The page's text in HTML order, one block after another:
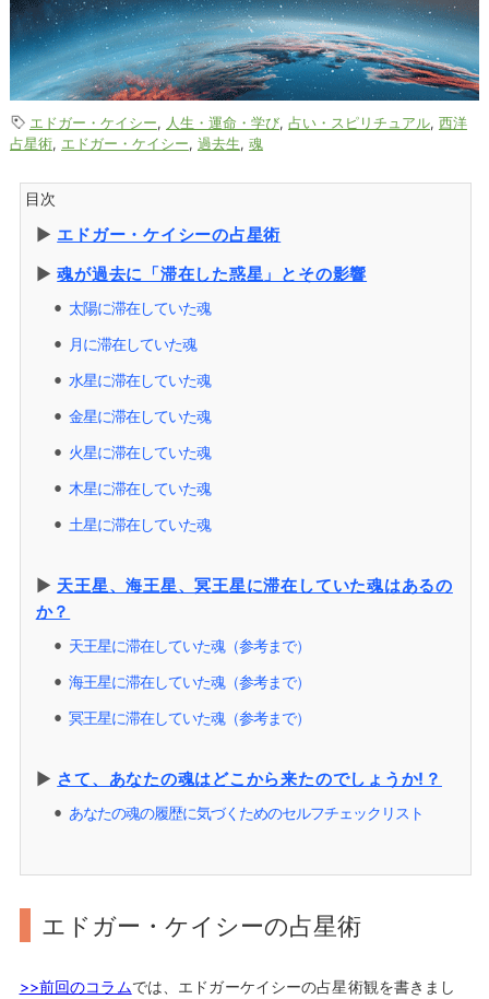
エドガー・ケイシー, 人生・運命・学び, 占い・スピリチュアル, 西洋
占星術, エドガー・ケイシー, 過去生, 魂
目次
▶︎ エドガー・ケイシーの占星術
▶︎魂が過去に「滞在した惑星」とその影響
⚫︎ 太陽に滞在していた魂
⚫︎ 月に滞在していた魂
⚫︎ 水星に滞在していた魂
⚫︎ 金星に滞在していた魂
⚫︎ 火星に滞在していた魂
⚫︎ 木星に滞在していた魂
⚫︎ 土星に滞在していた魂
▶︎ 天王星、海王星、冥王星に滞在していた魂はあるの
か？
⚫︎ 天王星に滞在していた魂（参考まで）
⚫︎ 海王星に滞在していた魂（参考まで）
⚫︎ 冥王星に滞在していた魂（参考まで）
▶︎ さて、あなたの魂はどこから来たのでしょうか!？
⚫︎ あなたの魂の履歴に気づくためのセルフチェックリスト
エドガー・ケイシーの占星術
>>前回のコラムでは、エドガーケイシーの占星術観を書きまし